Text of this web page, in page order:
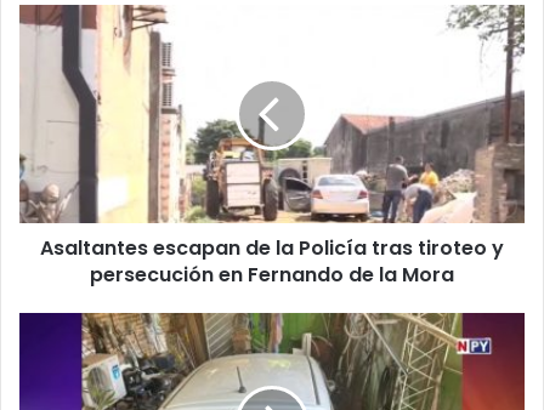
Asaltantes escapan de la Policía tras tiroteo y
persecución en Fernando de la Mora